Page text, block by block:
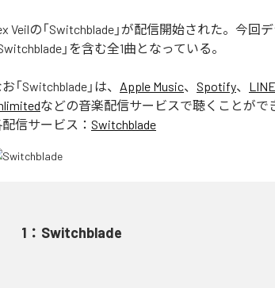
Veilの「Switchblade」が配信開始された。今回
Switchblade」を含む全1曲となっている。
「Switchblade 」は、 Apple Music、 Spotify、
などの音楽配信サービスで聴くことがで
信サービス： Switchblade
1 ： Switchblade